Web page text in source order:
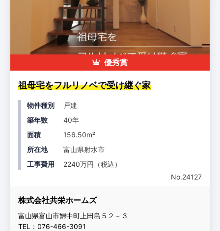
優秀賞
祖母宅をフルリノベで受け継ぐ家
物件種別
戸建
築年数
40年
面積
156.50m²
所在地
富山県射水市
工事費用
2240万円（税込）
No.24127
株式会社共栄ホームズ
富山県富山市婦中町上田島５２－３
TEL：076-466-3091